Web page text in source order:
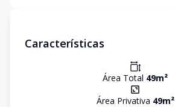
Características
Área Total 49m²
Área Privativa 49m²